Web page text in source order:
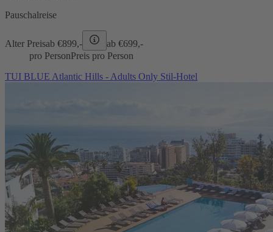
Pauschalreise
Alter Preisab €899,- ab €699,-
pro PersonPreis pro Person
TUI BLUE Atlantic Hills - Adults Only Stil-Hotel